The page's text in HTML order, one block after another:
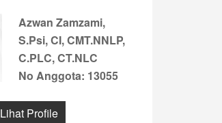
Azwan Zamzami,
S.Psi, CI, CMT.NNLP,
C.PLC, CT.NLC
No Anggota: 13055
Lihat Profile